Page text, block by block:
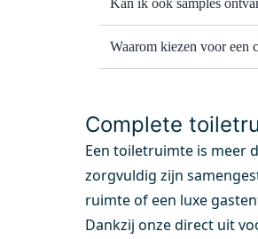
Kan ik ook samples
Waarom kiezen voor een
Complete
Een toiletruimte is meer
zorgvuldig zijn
ruimte of een luxe
Dankzij onze direct uit